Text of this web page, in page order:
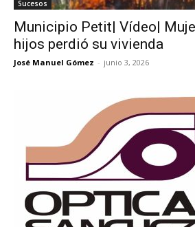
Sucesos
Municipio Petit| Vídeo|
hijos perdió su vivienda
José Manuel Gómez - junio 3, 2026